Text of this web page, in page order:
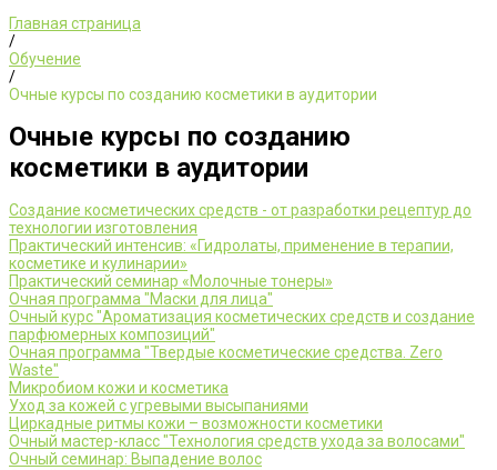
Главная страница
/
Обучение
/
Очные курсы по созданию косметики в аудитории
Очные курсы по созданию
косметики в аудитории
Создание косметических средств - от разработки рецептур до
технологии изготовления
Практический интенсив: «Гидролаты, применение в терапии,
косметике и кулинарии»
Практический семинар «Молочные тонеры»
Очная программа "Маски для лица"
Очный курс "Ароматизация косметических средств и создание
парфюмерных композиций"
Очная программа "Твердые косметические средства. Zero
Waste"
Микробиом кожи и косметика
Уход за кожей с угревыми высыпаниями
Циркадные ритмы кожи – возможности косметики
Очный мастер-класс "Технология средств ухода за волосами"
Очный семинар: Выпадение волос